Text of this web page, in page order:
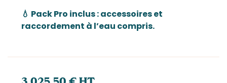
💧 Pack Pro inclus : accessoires et
raccordement à l’eau compris.